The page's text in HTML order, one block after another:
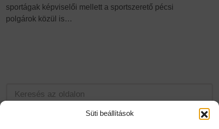
Süti beállítások
sportágak képviselői mellett a sportszerető pécsi
polgárok közül is…